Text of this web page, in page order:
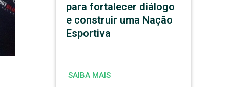
para fortalecer diálogo
e construir uma Nação
Esportiva
SAIBA MAIS